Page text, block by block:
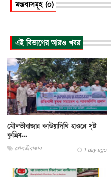
মন্তব্যসমূহ (০)
এই বিভাগের আরও খবর
মৌলভীবাজার কাউয়াদিঘি হাওরে সৃষ্ট
কৃত্রিম...
মৌলভীবাজার 1 day ago